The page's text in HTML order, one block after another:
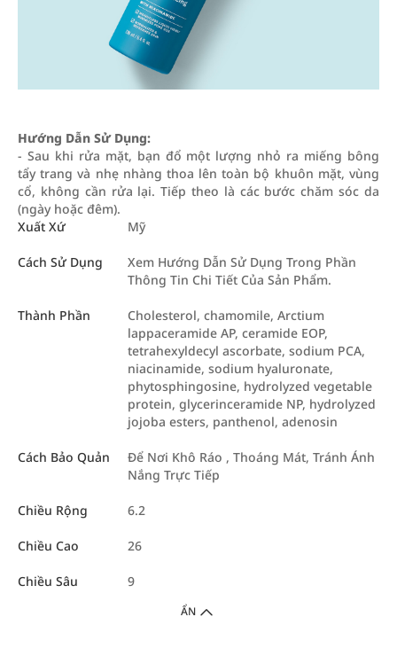
Hướng Dẫn Sử Dụng:
- Sau khi rửa mặt, bạn đổ một lượng nhỏ ra miếng bông
tẩy trang và nhẹ nhàng thoa lên toàn bộ khuôn mặt, vùng
cổ, không cần rửa lại. Tiếp theo là các bước chăm sóc da
(ngày hoặc đêm).
Xuất Xứ
Mỹ
Cách Sử Dụng
Xem Hướng Dẫn Sử Dụng Trong Phần
Thông Tin Chi Tiết Của Sản Phẩm.
Thành Phần
Cholesterol, chamomile, Arctium
lappaceramide AP, ceramide EOP,
tetrahexyldecyl ascorbate, sodium PCA,
niacinamide, sodium hyaluronate,
phytosphingosine, hydrolyzed vegetable
protein, glycerinceramide NP, hydrolyzed
jojoba esters, panthenol, adenosin
Cách Bảo Quản
Để Nơi Khô Ráo , Thoáng Mát, Tránh Ánh
Nắng Trực Tiếp
Chiều Rộng 6.2
Chiều Cao 26
Chiều Sâu 9
ẨN